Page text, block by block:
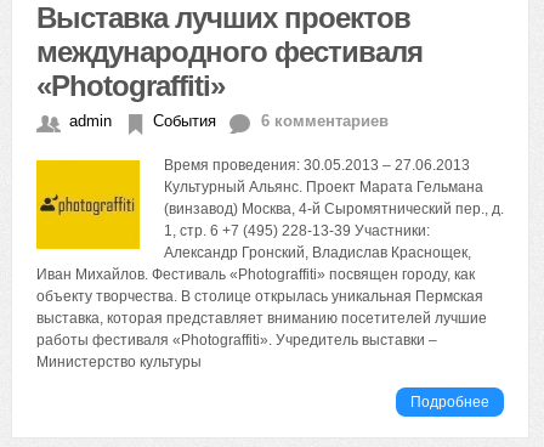
Выставка лучших проектов
международного фестиваля
«Photograffiti»
admin События 6 комментариев
Время проведения: 30.05.2013 – 27.06.2013
Культурный Альянс. Проект Марата Гельмана
(винзавод) Москва, 4-й Сыромятнический пер., д.
1, стр. 6 +7 (495) 228-13-39 Участники:
Александр Гронский, Владислав Краснощек,
Иван Михайлов. Фестиваль «Photograffiti» посвящен городу, как
объекту творчества. В столице открылась уникальная Пермская
выставка, которая представляет вниманию посетителей лучшие
работы фестиваля «Photograffiti». Учредитель выставки –
Министерство культуры
Подробнее